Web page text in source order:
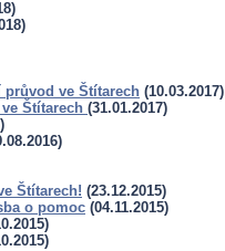
průvod ve Štítarech (10.03.2017)
Štítarech (31.01.2017)
Štítarech! (23.12.2015)
o pomoc (04.11.2015)